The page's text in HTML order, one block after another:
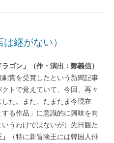
継がない）
ラゴン」（作・演出：鄭義信）
賞を受賞したという新聞記事
トで覚えていて、今回、再々
た。また、たまたま今現在
る作品」に意識的に興味を向
うわけではないが）先日観た
（特に新冒険王には韓国人俳